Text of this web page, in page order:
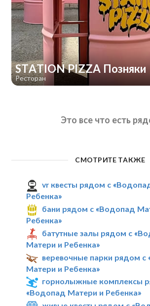
STATION PIZZA Позняки
Ресторан
Это все что есть
СМОТРИТЕ ТАКЖЕ
vr квесты рядом с
Ребенка»
бани рядом с «Водопад
Ребенка»
батутные залы рядом с
Матери и Ребенка»
веревочные парки рядом с
Матери и Ребенка»
горнолыжные комплексы
«Водопад Матери и Ребенка»